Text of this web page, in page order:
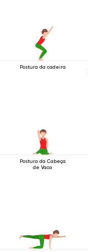
Postura da cadeira
Postura da Cabeça
de Vaca